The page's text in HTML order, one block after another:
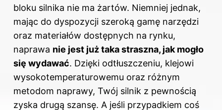
bloku silnika nie ma żartów. Niemniej jednak,
mając do dyspozycji szeroką gamę narzędzi
oraz materiałów dostępnych na rynku,
naprawa nie jest już taka straszna, jak mogło
się wydawać. Dzięki odtłuszczeniu, klejowi
wysokotemperaturowemu oraz różnym
metodom naprawy, Twój silnik z pewnością
zyska drugą szansę. A jeśli przypadkiem coś